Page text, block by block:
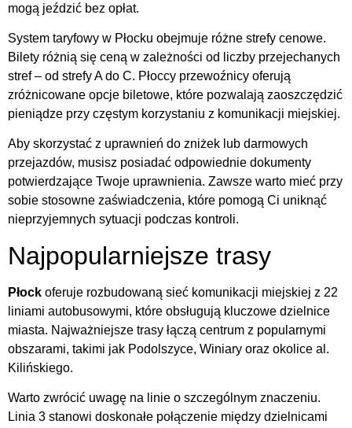
mogą jeździć bez opłat.
System taryfowy w Płocku obejmuje różne strefy cenowe.
Bilety różnią się ceną w zależności od liczby przejechanych
stref – od strefy A do C. Płoccy przewoźnicy oferują
zróżnicowane opcje biletowe, które pozwalają zaoszczędzić
pieniądze przy częstym korzystaniu z komunikacji miejskiej.
Aby skorzystać z uprawnień do zniżek lub darmowych
przejazdów, musisz posiadać odpowiednie dokumenty
potwierdzające Twoje uprawnienia. Zawsze warto mieć przy
sobie stosowne zaświadczenia, które pomogą Ci uniknąć
nieprzyjemnych sytuacji podczas kontroli.
Najpopularniejsze trasy
Płock oferuje rozbudowaną sieć komunikacji miejskiej z 22
liniami autobusowymi, które obsługują kluczowe dzielnice
miasta. Najważniejsze trasy łączą centrum z popularnymi
obszarami, takimi jak Podolszyce, Winiary oraz okolice al.
Kilińskiego.
Warto zwrócić uwagę na linie o szczególnym znaczeniu.
Linia 3 stanowi doskonałe połączenie między dzielnicami